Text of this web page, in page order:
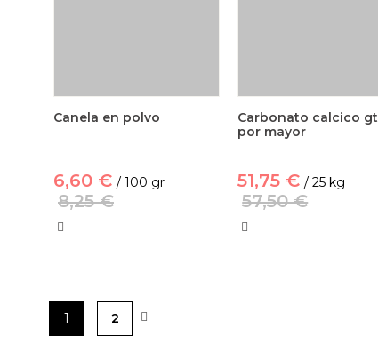
Canela en polvo
6,60 € / 100 gr
8,25 €
Carbonato calcico gt
por mayor
51,75 € / 25 kg
57,50 €
1 2